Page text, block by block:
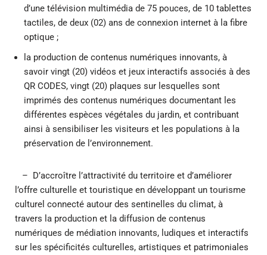
d’une télévision multimédia de 75 pouces, de 10 tablettes
tactiles, de deux (02) ans de connexion internet à la fibre
optique ;
la production de contenus numériques innovants, à
savoir vingt (20) vidéos et jeux interactifs associés à des
QR CODES, vingt (20) plaques sur lesquelles sont
imprimés des contenus numériques documentant les
différentes espèces végétales du jardin, et contribuant
ainsi à sensibiliser les visiteurs et les populations à la
préservation de l’environnement.
– D’accroître l’attractivité du territoire et d’améliorer
l’offre culturelle et touristique en développant un tourisme
culturel connecté autour des sentinelles du climat, à
travers la production et la diffusion de contenus
numériques de médiation innovants, ludiques et interactifs
sur les spécificités culturelles, artistiques et patrimoniales